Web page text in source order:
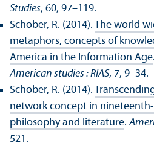
Studies, 60, 97–119.
Schober, R. (2014). The world
metaphors, concepts of
America in the Information Age.
American studies : RIAS, 7, 9–34.
Schober, R. (2014).
network concept in
philosophy and literature.
521.